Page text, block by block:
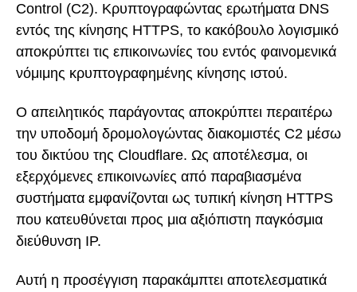
Control (C2). Κρυπτογραφώντας ερωτήματα DNS
εντός της κίνησης HTTPS, το κακόβουλο λογισμικό
αποκρύπτει τις επικοινωνίες του εντός φαινομενικά
νόμιμης κρυπτογραφημένης κίνησης ιστού.
Ο απειλητικός παράγοντας αποκρύπτει περαιτέρω
την υποδομή δρομολογώντας διακομιστές C2 μέσω
του δικτύου της Cloudflare. Ως αποτέλεσμα, οι
εξερχόμενες επικοινωνίες από παραβιασμένα
συστήματα εμφανίζονται ως τυπική κίνηση HTTPS
που κατευθύνεται προς μια αξιόπιστη παγκόσμια
διεύθυνση IP.
Αυτή η προσέγγιση παρακάμπτει αποτελεσματικά